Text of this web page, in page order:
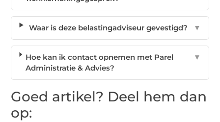
Waar is deze belastingadviseur gevestigd? ▼
Hoe kan ik contact opnemen met Parel
Administratie & Advies?
▼
Goed artikel? Deel hem dan
op: